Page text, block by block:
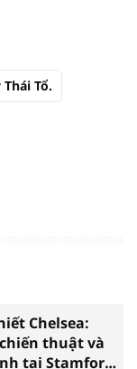
Tổ.
Chelsea:
thuật và
tại Stamford